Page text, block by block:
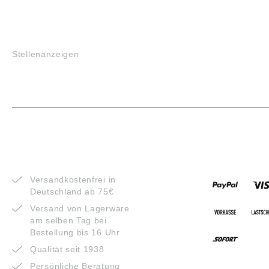
Stellenanzeigen
Versandkostenfrei in
Deutschland ab 75€
Versand von Lagerware
am selben Tag bei
Bestellung bis 16 Uhr
Qualität seit 1938
Persönliche Beratung